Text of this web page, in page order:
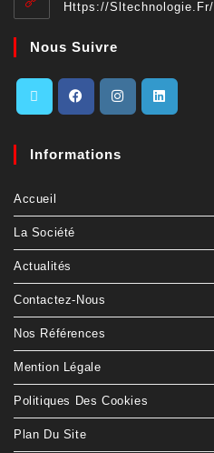
Https://sltechnologie.fr/
Nous Suivre
Informations
Accueil
La Société
Actualités
Contactez-Nous
Nos Références
Mention Légale
Politiques Des Cookies
Plan Du Site